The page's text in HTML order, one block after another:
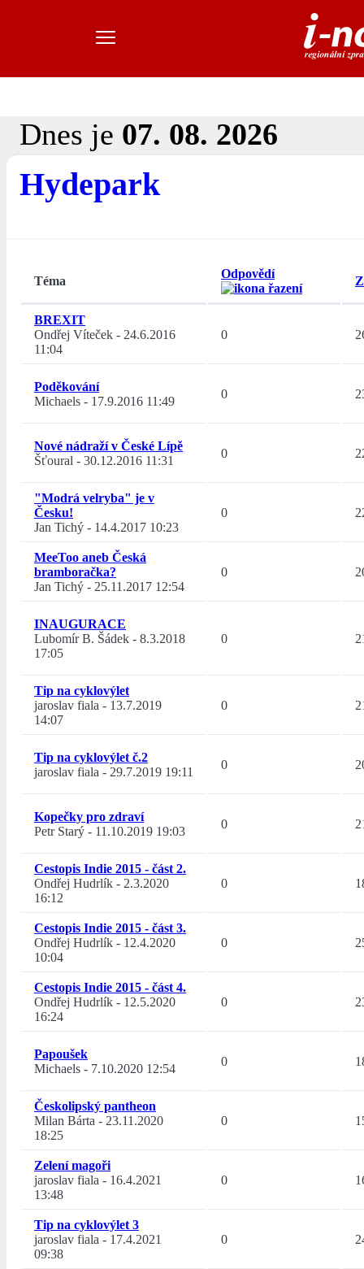
Dnes je 07. 08. 2026
Hydepark
Téma
Odpovědí
BREXIT
Ondřej Víteček - 24.6.2016
11:04
0
Poděkování
Michaels - 17.9.2016 11:49
0
Nové nádraží v České Lípě
Šťoural - 30.12.2016 11:31
0
"Modrá velryba" je v
Česku!
Jan Tichý - 14.4.2017 10:23
0
MeeToo aneb Česká
bramboračka?
Jan Tichý - 25.11.2017 12:54
0
INAUGURACE
Lubomír B. Šádek - 8.3.2018
17:05
0
Tip na cyklovýlet
jaroslav fiala - 13.7.2019
14:07
0
Tip na cyklovýlet č.2
jaroslav fiala - 29.7.2019 19:11
0
Kopečky pro zdraví
Petr Starý - 11.10.2019 19:03
0
Cestopis Indie 2015 - část 2.
Ondřej Hudrlík - 2.3.2020
16:12
0
Cestopis Indie 2015 - část 3.
Ondřej Hudrlík - 12.4.2020
10:04
0
Cestopis Indie 2015 - část 4.
Ondřej Hudrlík - 12.5.2020
16:24
0
Papoušek
Michaels - 7.10.2020 12:54
0
Českolipský pantheon
Milan Bárta - 23.11.2020
18:25
0
Zelení magoři
jaroslav fiala - 16.4.2021
13:48
0
Tip na cyklovýlet 3
jaroslav fiala - 17.4.2021
09:38
0